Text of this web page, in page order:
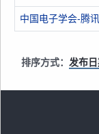
中国电子学会-腾
排序方式： 发布